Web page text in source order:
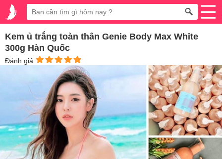
Kem ủ trắng toàn thân Genie Body Max White
300g Hàn Quốc
Đánh giá